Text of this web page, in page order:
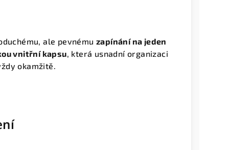
ale pevnému zapínání na jeden
vnitřní kapsu, která usnadní organizaci
okamžitě.